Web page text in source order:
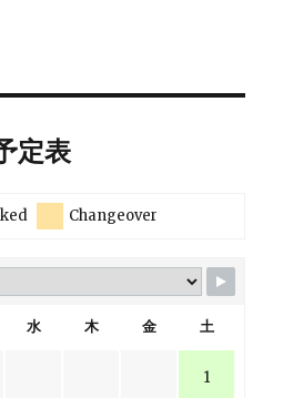
定表
Changeover
水 木 金 土
1